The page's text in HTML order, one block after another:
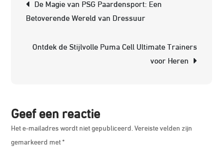
De Magie van PSG Paardensport: Een
Betoverende Wereld van Dressuur
Ontdek de Stijlvolle Puma Cell Ultimate Trainers
voor Heren
Geef een reactie
Het e-mailadres wordt niet gepubliceerd. Vereiste velden zijn
gemarkeerd met*